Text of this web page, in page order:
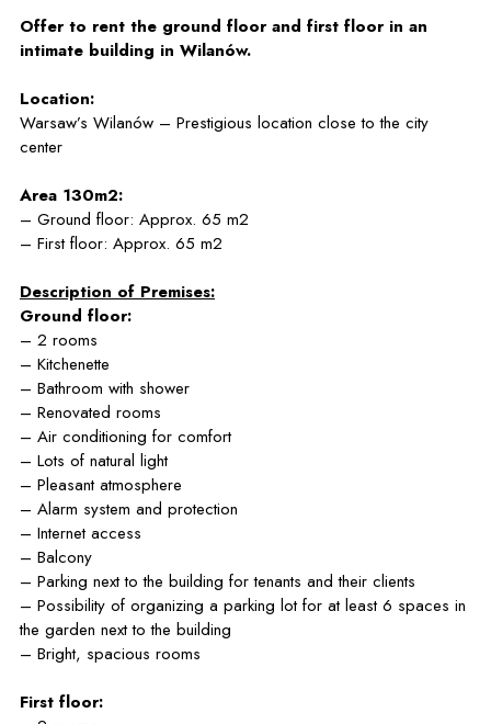
Offer to rent the ground floor and first floor in an
intimate building in Wilanów.
Location:
Warsaw’s Wilanów – Prestigious location close to the city
center
Area 130m2:
– Ground floor: Approx. 65 m2
– First floor: Approx. 65 m2
Description of Premises:
Ground floor:
– 2 rooms
– Kitchenette
– Bathroom with shower
– Renovated rooms
– Air conditioning for comfort
– Lots of natural light
– Pleasant atmosphere
– Alarm system and protection
– Internet access
– Balcony
– Parking next to the building for tenants and their clients
– Possibility of organizing a parking lot for at least 6 spaces in
the garden next to the building
– Bright, spacious rooms
First floor: